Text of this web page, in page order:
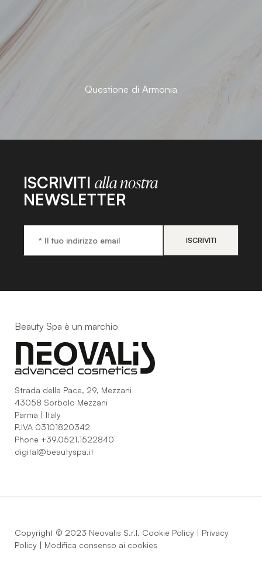
Questione di Armonia
ISCRIVITI alla nostra
NEWSLETTER
Beauty Spa è un marchio
Strada della Pace, 29, Mezzani
43058 Sorbolo Mezzani
Parma | Italy
P.IVA 03101820342
Phone +39.0521.1522840
digital@beautyspa.it
Copyright © 2023 Neovalis S.r.l. Cookie Policy | Privacy
Policy | Modifica consenso ai cookies